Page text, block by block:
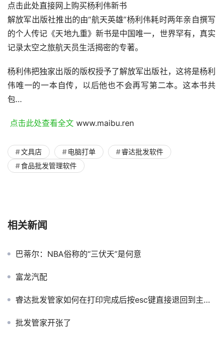
点击此处直接网上购买杨利伟新书
解放军出版社推出的由“航天英雄”杨利伟耗时两年亲自撰写
的个人传记《天地九重》新书是中国唯一，世界罕有，真实
记录太空之旅航天员生活揭密的专著。
杨利伟把独家出版的版权授予了解放军出版社，这将是杨利
伟唯一的一本自传，以后他也不会再写第二本。这本书共
包…
点击此处查看全文 www.maibu.ren
文具店 电脑打单
睿达批发软件
食品批发管理软件
相关新闻
巴蒂尔：NBA俗称的“三伏天”是何意
富龙汽配
睿达批发管家如何在打印完成后按esc键直接退回到主界面呢？
批发管家开张了